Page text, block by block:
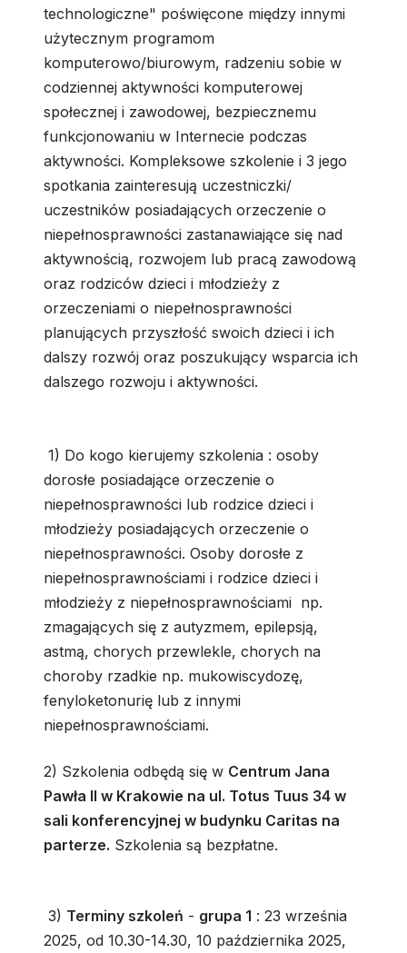
technologiczne" poświęcone między innymi
użytecznym programom
komputerowo/biurowym, radzeniu sobie w
codziennej aktywności komputerowej
społecznej i zawodowej, bezpiecznemu
funkcjonowaniu w Internecie podczas
aktywności. Kompleksowe szkolenie i 3 jego
spotkania zainteresują uczestniczki/
uczestników posiadających orzeczenie o
niepełnosprawności zastanawiające się nad
aktywnością, rozwojem lub pracą zawodową
oraz rodziców dzieci i młodzieży z
orzeczeniami o niepełnosprawności
planujących przyszłość swoich dzieci i ich
dalszy rozwój oraz poszukujący wsparcia ich
dalszego rozwoju i aktywności.
1) Do kogo kierujemy szkolenia : osoby
dorosłe posiadające orzeczenie o
niepełnosprawności lub rodzice dzieci i
młodzieży posiadających orzeczenie o
niepełnosprawności. Osoby dorosłe z
niepełnosprawnościami i rodzice dzieci i
młodzieży z niepełnosprawnościami np.
zmagających się z autyzmem, epilepsją,
astmą, chorych przewlekle, chorych na
choroby rzadkie np. mukowiscydozę,
fenyloketonurię lub z innymi
niepełnosprawnościami.
2) Szkolenia odbędą się w Centrum Jana
Pawła II w Krakowie na ul. Totus Tuus 34 w
sali konferencyjnej w budynku Caritas na
parterze. Szkolenia są bezpłatne.
3) Terminy szkoleń - grupa 1 : 23 września
2025, od 10.30-14.30, 10 października 2025,